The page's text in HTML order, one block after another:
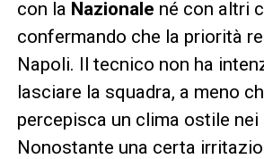
con la Nazionale né con altri
confermando che la priorità
Napoli. Il tecnico non ha
lasciare la squadra, a meno
percepisca un clima ostile
Nonostante una certa